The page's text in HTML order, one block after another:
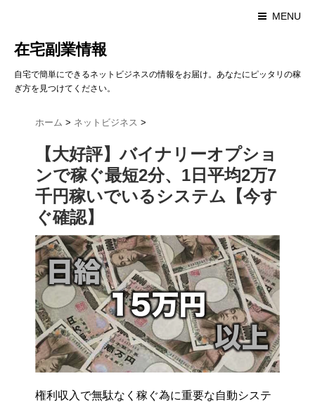
MENU
在宅副業情報
自宅で簡単にできるネットビジネスの情報をお届け。あなたにピッタリの稼
ぎ方を見つけてください。
ホーム > ネットビジネス >
【大好評】バイナリーオプショ
ンで稼ぐ最短2分、1日平均2万7
千円稼いでいるシステム【今す
ぐ確認】
権利収入で無駄なく稼ぐ為に重要な自動システ